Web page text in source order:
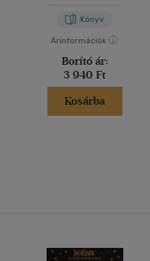
Könyv
Árinformációk
Borító ár:
3 940 Ft
Kosárba